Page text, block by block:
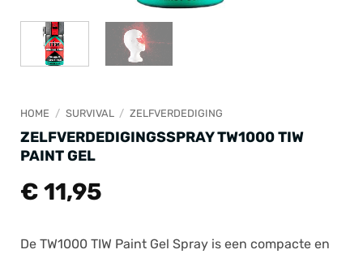
HOME / SURVIVAL / ZELFVERDEDIGING
ZELFVERDEDIGINGSSPRAY TW1000 TIW
PAINT GEL
€ 11,95
De TW1000 TIW Paint Gel Spray is een compacte en